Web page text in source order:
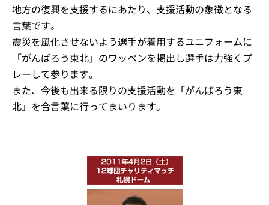
地方の復興を支援するにあたり、支援活動の象徴となる
言葉です。
震災を風化させないよう選手が着用するユニフォームに
「がんばろう東北」のワッペンを掲出し選手は力強くプ
レーして参ります。
また、今後も出来る限りの支援活動を「がんばろう東
北」を合言葉に行ってまいります。